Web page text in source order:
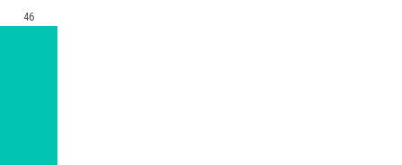
46